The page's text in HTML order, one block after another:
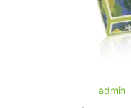
admin